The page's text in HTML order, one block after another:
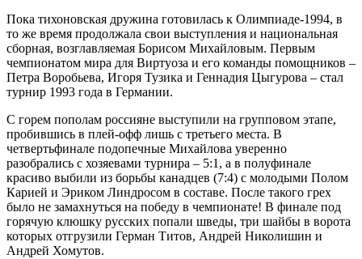
Пока тихоновская дружина готовилась к Олимпиаде-1994, в
то же время продолжала свои выступления и национальная
сборная, возглавляемая Борисом Михайловым. Первым
чемпионатом мира для Виртуоза и его команды помощников –
Петра Воробьева, Игоря Тузика и Геннадия Цыгурова – стал
турнир 1993 года в Германии.
С горем пополам россияне выступили на групповом этапе,
пробившись в плей-офф лишь с третьего места. В
четвертьфинале подопечные Михайлова уверенно
разобрались с хозя­евами турнира – 5:1, а в полуфинале
красиво выбили из борьбы канадцев (7:4) с молодыми Полом
Карией и Эриком Линдросом в составе. После такого грех
было не замахнуться на победу в чемпионате! В финале под
горячую клюшку русских попали шведы, три шайбы в ворота
которых отгрузили Герман Титов, Андрей Николишин и
Андрей Хомутов.